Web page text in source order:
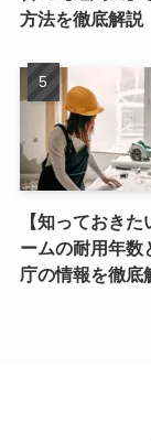
方法を徹底解説
【知っておき
ームの耐用年数
庁の情報を徹底